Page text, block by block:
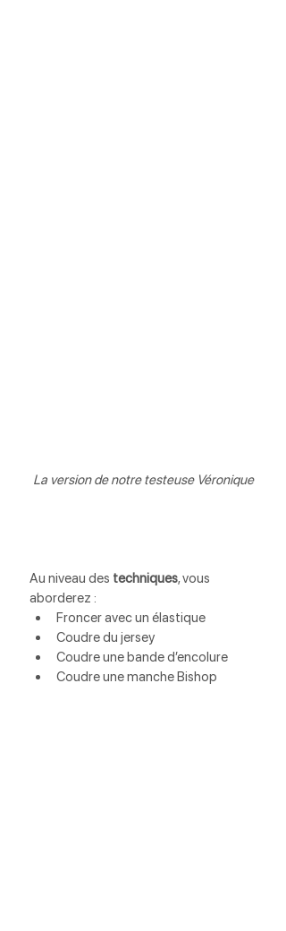
La version de notre testeuse Véronique
Au niveau des techniques, vous
aborderez :
Froncer avec un élastique
Coudre du jersey
Coudre une bande d’encolure
Coudre une manche Bishop